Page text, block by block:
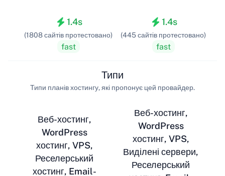
1.4s
(1808 сайтів протестовано)
fast
1.4s
(445 сайтів протестовано)
fast
Веб-хостинг,
WordPress
хостинг, VPS,
Реселерський
хостинг, Email-
Типи
Типи планів хостингу, які пропонує цей провайдер.
Веб-хостинг,
WordPress
хостинг, VPS,
Виділені сервери,
Реселерський